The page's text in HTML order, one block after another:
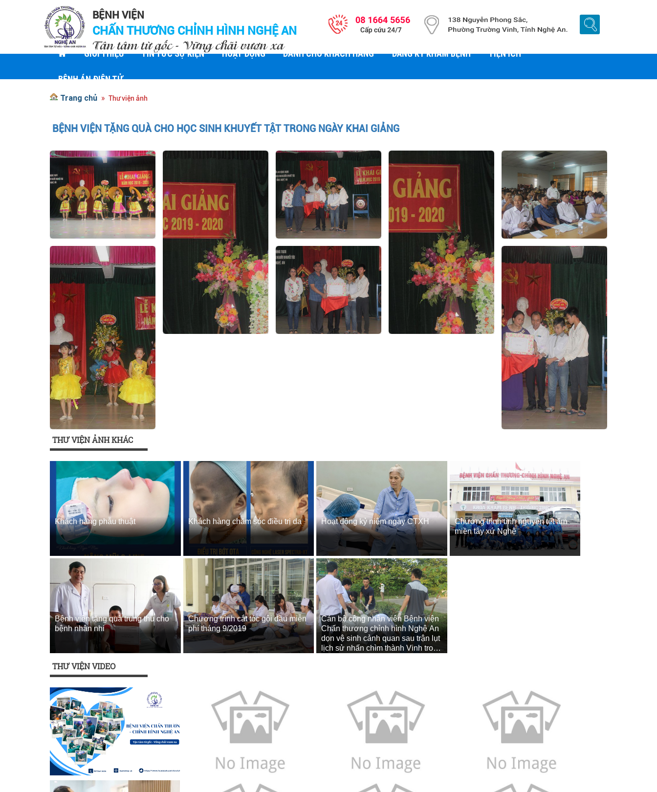
BỆNH VIỆN
CHẤN THƯƠNG CHỈNH HÌNH NGHỆ AN
Tận tâm từ gốc - Vững chãi vươn xa
GIỚI THIỆU TIN TỨC SỰ KIỆN HOẠT ĐỘNG DÀNH CHO KHÁCH HÀNG ĐĂNG KÝ KHÁM BỆNH TIỆN ÍCH
BỆNH ÁN ĐIỆN TỬ
Trang chủ Thư viện ảnh
BỆNH VIỆN TẶNG QUÀ CHO HỌC SINH KHUYẾT TẬT TRONG NGÀY KHAI GIẢNG
THƯ VIỆN ẢNH KHÁC
Khách hàng phẫu thuật Khách hàng chăm sóc điều trị da Hoạt động kỷ niệm ngày CTXH
Chương trình tình nguyện tết ấm
miền tây xứ Nghệ
Bệnh viện tặng quà trung thu cho
bệnh nhân nhi
Chương trình cắt tóc gội đầu miễn
phí tháng 9/2019
Cán bộ công nhân viên Bệnh viện
Chấn thương chỉnh hình Nghệ An
dọn vệ sinh cảnh quan sau trận lụt
lịch sử nhấn chìm thành Vinh trong
THƯ VIỆN VIDEO
Xem Xem Xem Xem
Xem Xem Xem Xem